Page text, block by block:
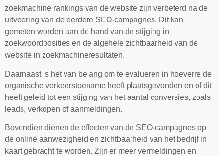
zoekmachine rankings van de website zijn verbeterd na de
uitvoering van de eerdere SEO-campagnes. Dit kan
gemeten worden aan de hand van de stijging in
zoekwoordposities en de algehele zichtbaarheid van de
website in zoekmachineresultaten.
Daarnaast is het van belang om te evalueren in hoeverre de
organische verkeerstoename heeft plaatsgevonden en of dit
heeft geleid tot een stijging van het aantal conversies, zoals
leads, verkopen of aanmeldingen.
Bovendien dienen de effecten van de SEO-campagnes op
de online aanwezigheid en zichtbaarheid van het bedrijf in
kaart gebracht te worden. Zijn er meer vermeldingen en